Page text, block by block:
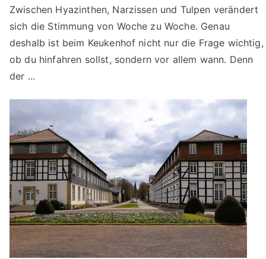
Zwischen Hyazinthen, Narzissen und Tulpen verändert
sich die Stimmung von Woche zu Woche. Genau
deshalb ist beim Keukenhof nicht nur die Frage wichtig,
ob du hinfahren sollst, sondern vor allem wann. Denn
der ...